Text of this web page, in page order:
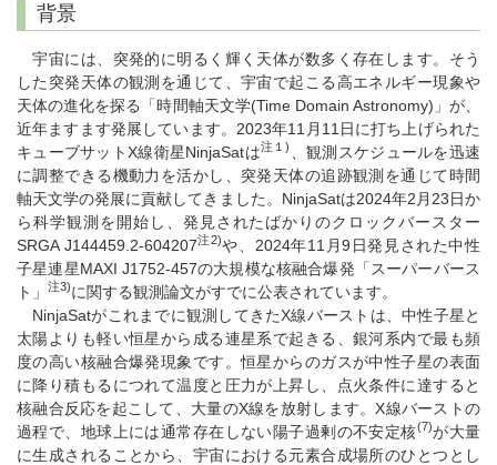
背景
宇宙には、突発的に明るく輝く天体が数多く存在します。そう
した突発天体の観測を通じて、宇宙で起こる高エネルギー現象や
天体の進化を探る「時間軸天文学(Time Domain Astronomy)」が、
近年ますます発展しています。2023年11月11日に打ち上げられた
キューブサットX線衛星NinjaSatは注１)
、観測スケジュールを迅速
に調整できる機動力を活かし、突発天体の追跡観測を通じて時間
軸天文学の発展に貢献してきました。NinjaSatは2024年2月23日か
ら科学観測を開始し、発見されたばかりのクロックバースター
SRGA J144459.2-604207注2)や、2024年11月9日発見された中性
子星連星MAXI J1752-457の大規模な核融合爆発「スーパーバース
ト」
注3)に関する観測論文がすでに公表されています。
NinjaSatがこれまでに観測してきたX線バーストは、中性子星と
太陽よりも軽い恒星から成る連星系で起きる、銀河系内で最も頻
度の高い核融合爆発現象です。恒星からのガスが中性子星の表面
に降り積もるにつれて温度と圧力が上昇し、点火条件に達すると
核融合反応を起こして、大量のX線を放射します。X線バーストの
過程で、地球上には通常存在しない陽子過剰の不安定核(7)が大量
に生成されることから、宇宙における元素合成場所のひとつとし